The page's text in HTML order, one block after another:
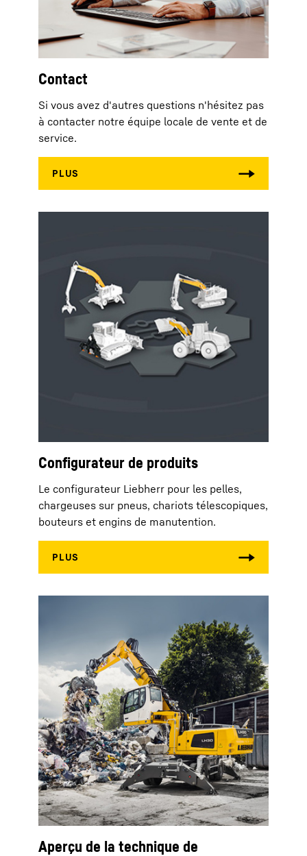
Contact
Si vous avez d'autres questions n'hésitez pas
à contacter notre équipe locale de vente et de
service.
Configurateur de produits
Le configurateur Liebherr pour les pelles,
chargeuses sur pneus, chariots télescopiques,
bouteurs et engins de manutention.
Aperçu de la technique de